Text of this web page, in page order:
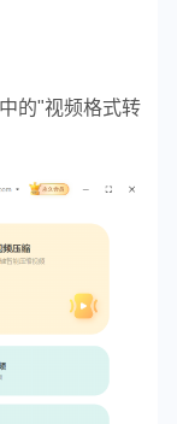
的"视频格式转